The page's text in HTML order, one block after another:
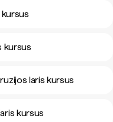
kursus
kursus
laris kursus
kursus